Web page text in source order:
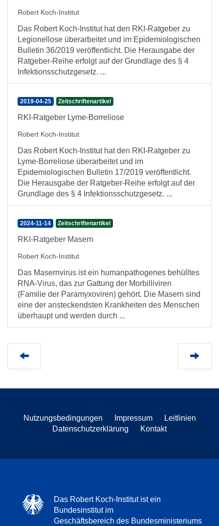
Robert Koch-Institut
Das Robert Koch-Institut hat den RKI-Ratgeber zu
Legionellose überarbeitet und im Epidemiologischen
Bulletin 36/2019 veröffentlicht. Die Herausgabe der
Ratgeber-Reihe erfolgt auf der Grundlage des § 4
Infektionsschutzgesetz. ...
2019-04-25 Zeitschriftenartikel
RKI-Ratgeber Lyme-Borreliose
Robert Koch-Institut
Das Robert Koch-Institut hat den RKI-Ratgeber zu
Lyme-Borreliose überarbeitet und im
Epidemiologischen Bulletin 17/2019 veröffentlicht.
Die Herausgabe der Ratgeber-Reihe erfolgt auf der
Grundlage des § 4 Infektionsschutzgesetz. ...
2024-11-14 Zeitschriftenartikel
RKI-Ratgeber Masern
Robert Koch-Institut
Das Masernvirus ist ein humanpathogenes behülltes
RNA-Virus, das zur Gattung der Morbilliviren
(Familie der Paramyxoviren) gehört. Die Masern sind
eine der ansteckendsten Krankheiten des Menschen
überhaupt und werden durch ...
Nutzungsbedingungen Impressum
Leitlinien
Datenschutzerklärung
Kontakt
Das Robert Koch-Institut ist ein
Bundesinstitut im
Geschäftsbereich des Bundesministeriums